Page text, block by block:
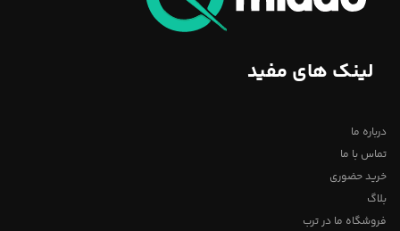
لینک های مفید
درباره ما
تماس با ما
خرید حضوری
بلاگ
فروشگاه ما در ترب